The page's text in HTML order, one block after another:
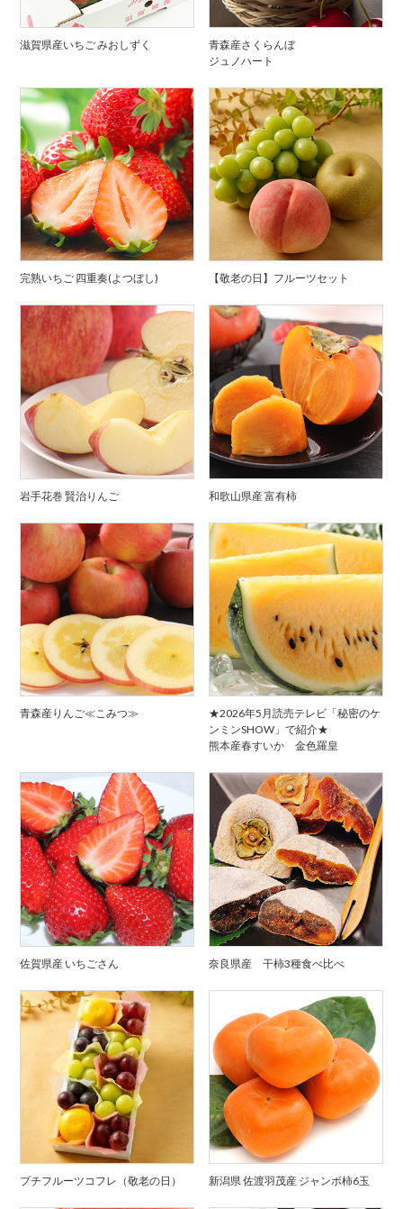
滋賀県産いちご みおしずく
青森産さくらんぼ
ジュノハート
完熟いちご 四重奏(よつぼし) 【敬老の日】フルーツセット
岩手花巻 賢治りんご 和歌山県産 富有柿
青森産りんご≪こみつ≫
★2026年5月読売テレビ「秘密のケ
ンミンSHOW」で紹介★
熊本産春すいか 金色羅皇
佐賀県産 いちごさん 奈良県産 干柿3種食べ比べ
プチフルーツコフレ（敬老の日） 新潟県 佐渡羽茂産 ジャンボ柿6玉